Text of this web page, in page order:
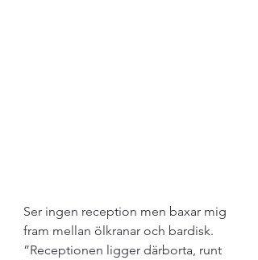
Ser ingen reception men baxar mig
fram mellan ölkranar och bardisk.
”Receptionen ligger därborta, runt